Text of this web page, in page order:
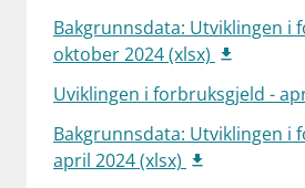
businessOm Finanstilsynet
mail_outlineKontakt oss
work_outlineJobb hos oss
Bakgrunnsdata: Utviklingen i
oktober 2024 (xlsx)
Uviklingen i forbruksgjeld -
Bakgrunnsdata: Utviklingen i
april 2024 (xlsx)